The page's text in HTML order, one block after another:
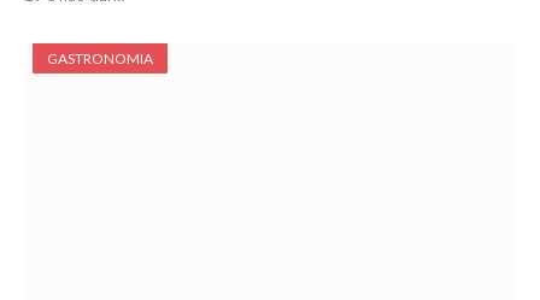
GASTRONOMIA